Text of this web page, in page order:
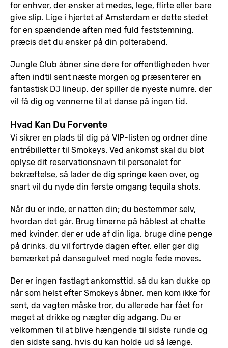
for enhver, der ønsker at mødes, lege, flirte eller bare
give slip. Lige i hjertet af Amsterdam er dette stedet
for en spændende aften med fuld feststemning,
præcis det du ønsker på din polterabend.
Jungle Club åbner sine døre for offentligheden hver
aften indtil sent næste morgen og præsenterer en
fantastisk DJ lineup, der spiller de nyeste numre, der
vil få dig og vennerne til at danse på ingen tid.
Hvad Kan Du Forvente
Vi sikrer en plads til dig på VIP-listen og ordner dine
entrébilletter til Smokeys. Ved ankomst skal du blot
oplyse dit reservationsnavn til personalet for
bekræftelse, så lader de dig springe køen over, og
snart vil du nyde din første omgang tequila shots.
Når du er inde, er natten din; du bestemmer selv,
hvordan det går. Brug timerne på håbløst at chatte
med kvinder, der er ude af din liga, bruge dine penge
på drinks, du vil fortryde dagen efter, eller gør dig
bemærket på dansegulvet med nogle fede moves.
Der er ingen fastlagt ankomsttid, så du kan dukke op
når som helst efter Smokeys åbner, men kom ikke for
sent, da vagten måske tror, du allerede har fået for
meget at drikke og nægter dig adgang. Du er
velkommen til at blive hængende til sidste runde og
den sidste sang, hvis du kan holde ud så længe.